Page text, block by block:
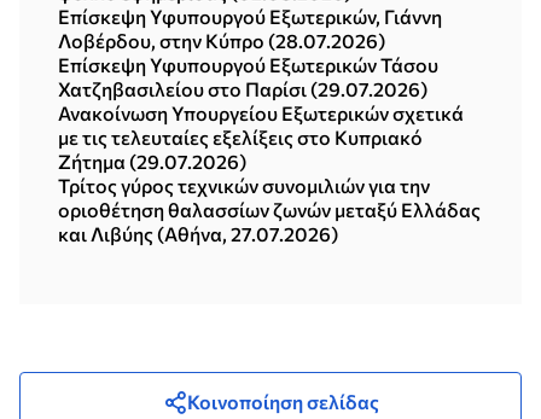
Επίσκεψη Υφυπουργού Εξωτερικών, Γιάννη
Λοβέρδου, στην Κύπρο (28.07.2026)
Επίσκεψη Υφυπουργού Εξωτερικών Τάσου
Χατζηβασιλείου στο Παρίσι (29.07.2026)
Ανακοίνωση Υπουργείου Εξωτερικών σχετικά
με τις τελευταίες εξελίξεις στο Κυπριακό
Ζήτημα (29.07.2026)
Τρίτος γύρος τεχνικών συνομιλιών για την
οριοθέτηση θαλασσίων ζωνών μεταξύ Ελλάδας
και Λιβύης (Αθήνα, 27.07.2026)
Κοινοποίηση σελίδας